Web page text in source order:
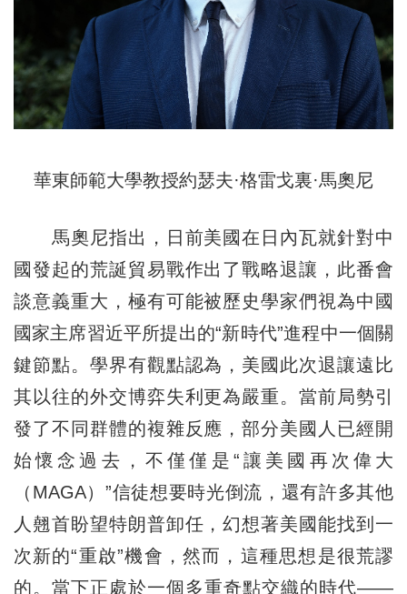
華東師範大學教授約瑟夫·格雷戈裏·馬奧尼
馬奧尼指出，日前美國在日內瓦就針對中
國發起的荒誕貿易戰作出了戰略退讓，此番會
談意義重大，極有可能被歷史學家們視為中國
國家主席習近平所提出的“新時代”進程中一個關
鍵節點。學界有觀點認為，美國此次退讓遠比
其以往的外交博弈失利更為嚴重。當前局勢引
發了不同群體的複雜反應，部分美國人已經開
始懷念過去，不僅僅是“讓美國再次偉大
（MAGA）”信徒想要時光倒流，還有許多其他
人翹首盼望特朗普卸任，幻想著美國能找到一
次新的“重啟”機會，然而，這種思想是很荒謬
的。當下正處於一個多重奇點交織的時代——